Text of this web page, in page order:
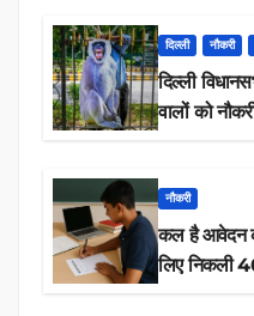
दिल्ली नौकरी
दिल्ली
वालों
नौकरी
कल है आवेदन
लिए निकली